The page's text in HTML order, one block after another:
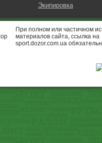
Экипировка
При полном или частичном
материалов сайта, ссылка на
sport.dozor.com.ua